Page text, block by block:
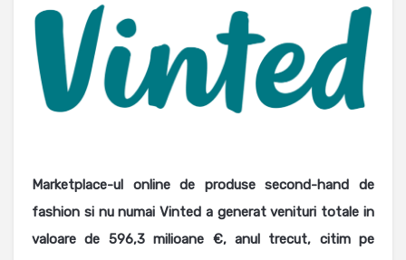
Marketplace-ul online de produse second-hand de
fashion si nu numai Vinted a generat venituri totale in
valoare de 596,3 milioane €, anul trecut, citim pe